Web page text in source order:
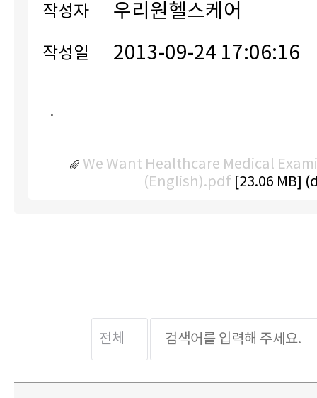
작성자 우리원헬스케어
작성일 2013-09-24 17:06:16
.
We Want Healthcare Medical
(English).pdf [23.06 MB]